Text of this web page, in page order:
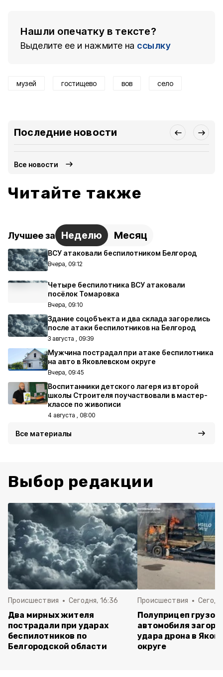
Нашли опечатку в тексте?
Выделите ее и нажмите на ссылку
музей гостищево вов село
Последние новости
Все новости
Читайте также
Лучшее за Неделю Месяц
ВСУ атаковали беспилотником Белгород
Вчера, 09:12
Четыре беспилотника ВСУ атаковали
посёлок Томаровка
Вчера, 09:10
Здание соцобъекта и два склада загорелись
после атаки беспилотников на Белгород
3 августа , 09:39
Мужчина пострадал при атаке беспилотника
на авто в Яковлевском округе
Вчера, 09:45
Воспитанники детского лагеря из второй
школы Строителя поучаствовали в мастер-
классе по живописи
4 августа , 08:00
Все материалы
Выбор редакции
Происшествия Сегодня, 16:36
Два мирных жителя
пострадали при ударах
беспилотников по
Белгородской области
Происшествия
Полуприцеп
автомобиля
удара дрона в
округе